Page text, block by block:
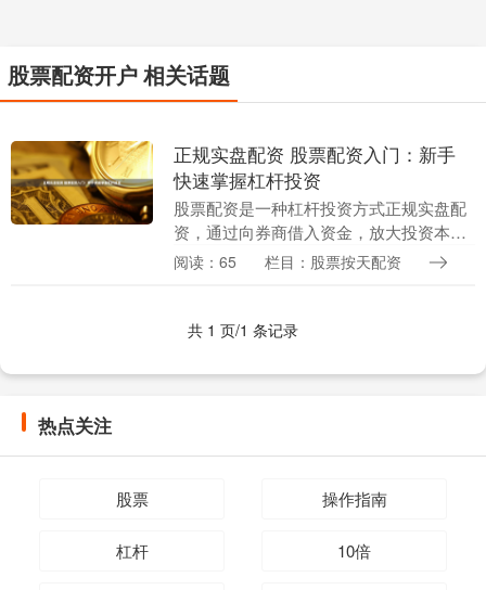
股票配资开户 相关话题
正规实盘配资 股票配资入门：新手
快速掌握杠杆投资
股票配资是一种杠杆投资方式正规实盘配
资，通过向券商借入资金，放大投资本
金，从而提高收益率。对于新手而言，了
阅读：65 栏目：股票按天配资
共 1 页/1 条记录
热点关注
股票 操作指南
杠杆 10倍